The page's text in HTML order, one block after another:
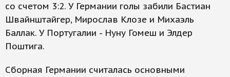
со счетом 3:2. У Германии голы забили Бастиан
Швайнштайгер, Мирослав Клозе и Михаэль
Баллак. У Португалии - Нуну Гомеш и Элдер
Поштига.
Сборная Германии считалась основными